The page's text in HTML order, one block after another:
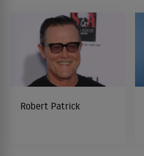
Robert Patrick